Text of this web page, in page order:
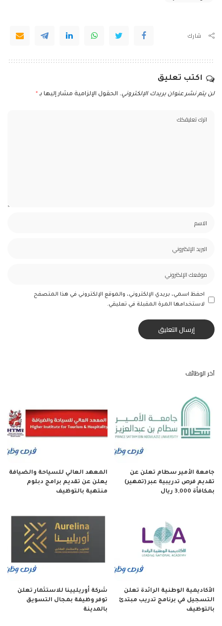
شارك
اكتب تعليق
لن يتم نشر عنوان بريدك الإلكتروني. الحقول الإلزامية مشار إليها بـ *
احفظ اسمي، بريدي الإلكتروني، والموقع الإلكتروني في هذا المتصفح
لاستخدامها المرة المقبلة في تعليقي.
آخر الوظائف
جامعة الأمير سطام تعلن عن
تقديم فرص تدريبية عبر (تمهير)
بمكافأة 3,000 ريال
المعهد العالي للسياحة والضيافة
يعلن عن تقديم برامج دبلوم
منتهية بالتوظيف
الأكاديمية الوطنية الرائدة تعلن
التسجيل في برنامج تدريب مبتدئ
بالتوظيف
شركة أوريليينا للاستثمار تعلن
توفر وظيفة بمجال التسويق
بالمدينة